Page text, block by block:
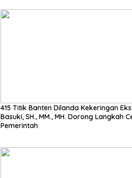
415 Titik Banten Dilanda Kekeringan
Basuki, SH., MM., MH. Dorong Langkah
Pemerintah